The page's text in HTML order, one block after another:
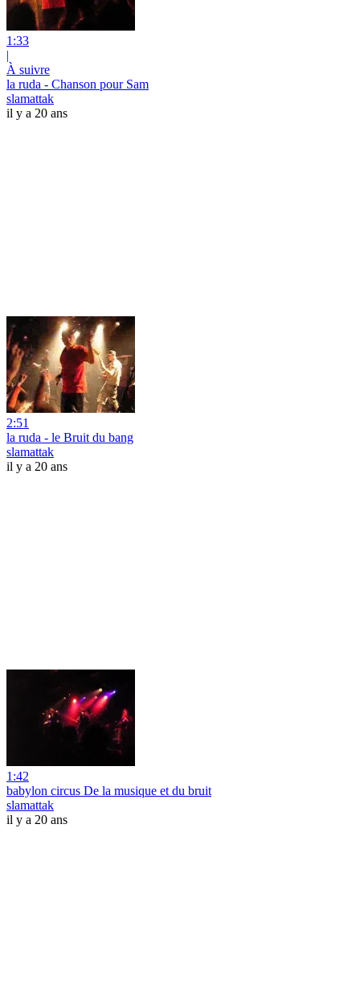
1:33
|
À suivre
la ruda - Chanson pour Sam
slamattak
il y a 20 ans
2:51
la ruda - le Bruit du bang
slamattak
il y a 20 ans
1:42
babylon circus De la musique et du bruit
slamattak
il y a 20 ans